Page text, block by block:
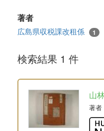
著者
広島県収税課改租係 1
検索結果 1 件
山
著者